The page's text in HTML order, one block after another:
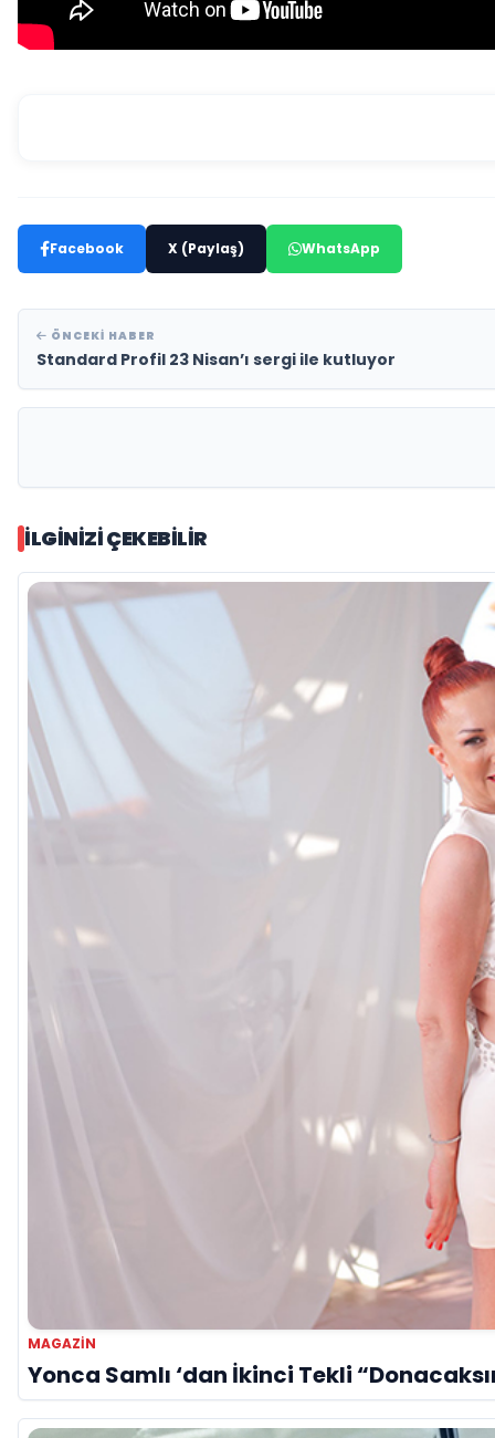
Facebook X (Paylaş) WhatsApp
ÖNCEKI HABER
Standard Profil 23 Nisan’ı sergi ile kutluyor
İLGINIZI ÇEKEBILIR
MAGAZIN
Yonca Samlı ‘dan İkinci Tekli